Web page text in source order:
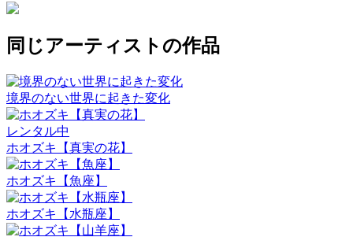
同じアーティストの作品
境界のない世界に起きた変化
レンタル中
ホオズキ【真実の花】
ホオズキ【魚座】
ホオズキ【水瓶座】